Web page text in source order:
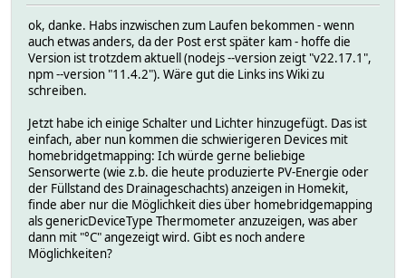
ok, danke. Habs inzwischen zum Laufen bekommen - wenn
auch etwas anders, da der Post erst später kam - hoffe die
Version ist trotzdem aktuell (nodejs --version zeigt "v22.17.1",
npm --version "11.4.2"). Wäre gut die Links ins Wiki zu
schreiben.
Jetzt habe ich einige Schalter und Lichter hinzugefügt. Das ist
einfach, aber nun kommen die schwierigeren Devices mit
homebridgetmapping: Ich würde gerne beliebige
Sensorwerte (wie z.b. die heute produzierte PV-Energie oder
der Füllstand des Drainageschachts) anzeigen in Homekit,
finde aber nur die Möglichkeit dies über homebridgemapping
als genericDeviceType Thermometer anzuzeigen, was aber
dann mit "°C" angezeigt wird. Gibt es noch andere
Möglichkeiten?